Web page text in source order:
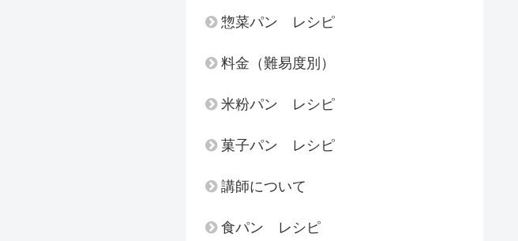
惣菜パン レシピ
料金（難易度別）
米粉パン レシピ
菓子パン レシピ
講師について
食パン レシピ